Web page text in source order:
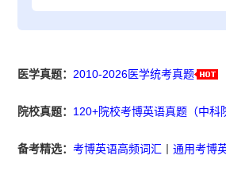
医学真题：2010-2026医学统考真题
院校真题： 120+院校考博英语真题（中科
备考精选：考博英语高频词汇 丨通用考博